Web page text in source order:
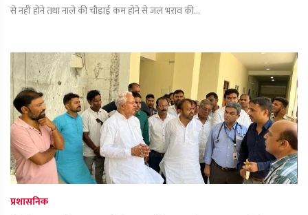
से नहीं होने तथा नाले की चौड़ाई कम होने से जल भराव की...
प्रशासनिक